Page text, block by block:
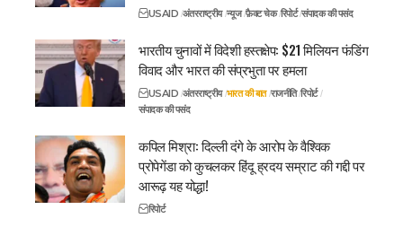
USAID अंतरराष्ट्रीय न्यूज फ़ैक्ट चेक रिपोर्ट संपादक की पसंद
भारतीय चुनावों में विदेशी हस्तक्षेप: $21 मिलियन फंडिंग
विवाद और भारत की संप्रभुता पर हमला
USAID अंतरराष्ट्रीय भारत की बात राजनीति रिपोर्ट
संपादक की पसंद
कपिल मिश्रा: दिल्ली दंगे के आरोप के वैश्विक
प्रोपेगेंडा को कुचलकर हिंदू ह्रदय सम्राट की गद्दी पर
आरूढ़ यह योद्धा!
रिपोर्ट